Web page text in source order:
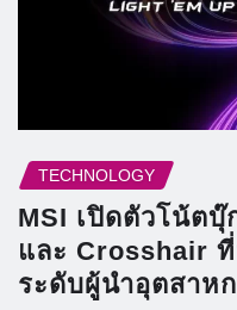
TECHNOLOGY
MSI เปิดตัวโน้ต
และ Crosshair
ระดับผู้นำอุตสาห